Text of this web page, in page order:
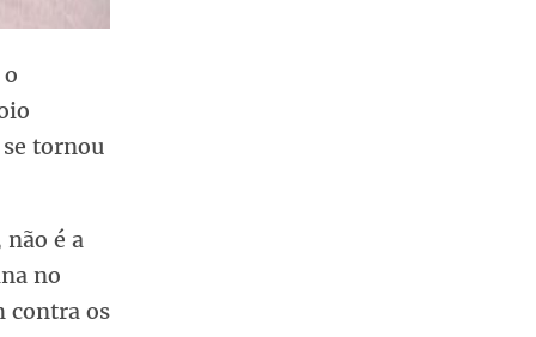
tornou
é a
no
contra os